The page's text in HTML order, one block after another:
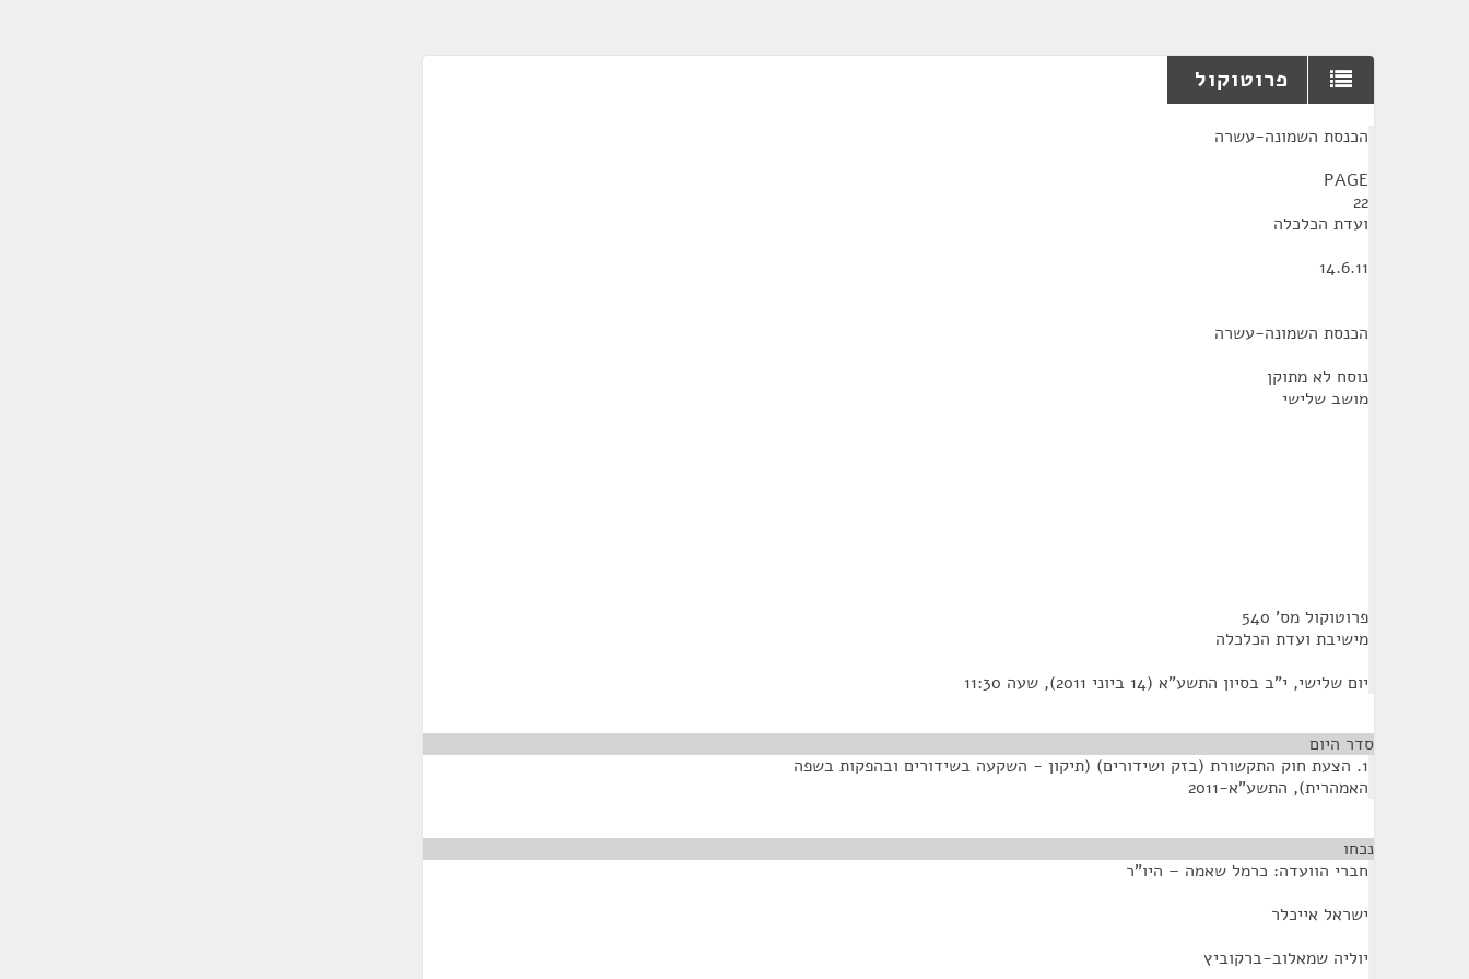
פרוטוקול
הכנסת השמונה-עשרה
PAGE
22
ועדת הכלכלה
14.6.11
הכנסת השמונה-עשרה
נוסח לא מתוקן
מושב שלישי
פרוטוקול מס' 540
מישיבת ועדת הכלכלה
יום שלישי, י"ב בסיון התשע"א (14 ביוני 2011), שעה 11:30
סדר היום
1. הצעת חוק התקשורת (בזק ושידורים) (תיקון - השקעה בשידורים ובהפקות בשפה
האמהרית), התשע"א-2011
נכחו
חברי הוועדה: כרמל שאמה – היו"ר
ישראל אייכלר
יוליה שמאלוב-ברקוביץ